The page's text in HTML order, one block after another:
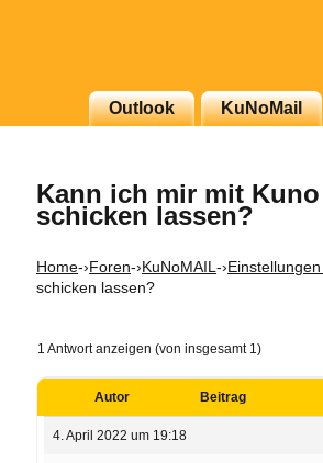
Outlook KuNoMail
Kann ich mir mit
schicken lassen?
Home-›Foren-›KuNoMAIL-›
schicken lassen?
1 Antwort anzeigen (von insgesamt 1)
Autor Beitrag
4. April 2022 um 19:18